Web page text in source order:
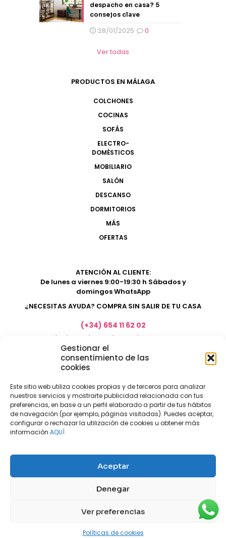
Gestionar el
consentimiento de las
cookies
Este sitio web utiliza cookies propias y de terceros para analizar
nuestros servicios y mostrarte publicidad relacionada con tus
preferencias, en base a un perfil elaborado a partir de tus hábitos
de navegación (por ejemplo, páginas visitadas). Puedes aceptar,
configurar o rechazar la utilización de cookies u obtener más
información AQUÍ
Aceptar
Denegar
Ver preferencias
Políticas de cookies
despacho en casa? 5
consejos clave
28/01/2025 0
Ver todas
PRODUCTOS EN MÁLAGA
COLCHONES
COCINAS
SOFÁS
ELECTRO-
DOMÉSTICOS
MOBILIARIO
SALÓN
DESCANSO
DORMITORIOS
MÁS
OFERTAS
ATENCIÓN AL CLIENTE:
De lunes a viernes 9:00-19:30 h Sábados y
domingos WhatsApp
¿NECESITAS AYUDA? COMPRA SIN SALIR DE TU CASA
(+34) 654 11 62 02
marketing@electrodomesticosacosta.es
Tienda de muebles en Fuengirola
Tienda de muebles en Benalmádena
Tienda de muebles en el Rincón de la Victoria
Tienda de electrodomésticos en Málaga
Tienda de muebles en Cártama
Nuestras tiendas físicas
Aviso legal
Política de privacidad
Políticas de cookies